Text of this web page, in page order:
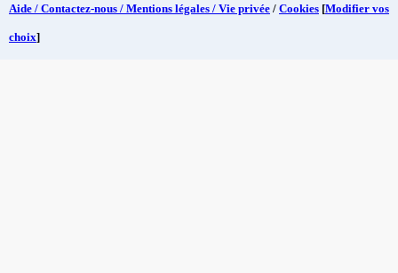
Aide / Contactez-nous / Mentions légales / Vie privée / Cookies [Modifier vos
choix]